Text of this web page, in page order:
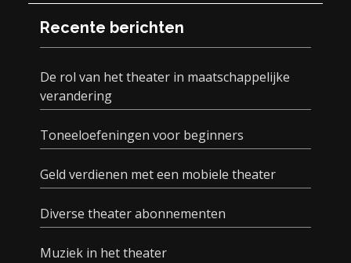
Recente berichten
De rol van het theater in maatschappelijke
verandering
Toneeloefeningen voor beginners
Geld verdienen met een mobiele theater
Diverse theater abonnementen
Muziek in het theater